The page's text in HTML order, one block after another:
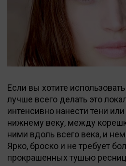
Если вы хотите
лучше всего делать это
интенсивно нанести тени
нижнему веку, между
ними вдоль всего века, и
Ярко, броско и не требует
прокрашенных тушью